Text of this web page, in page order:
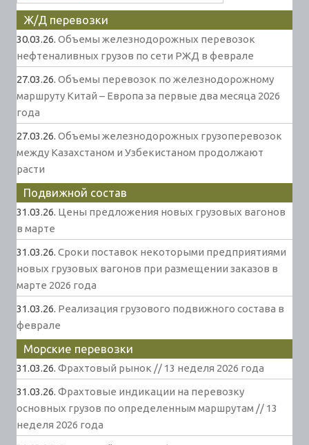
Ж/Д перевозки
30.03.26. Объемы железнодорожных перевозок
нефтеналивных грузов по сети РЖД в феврале
27.03.26. Объемы перевозок по железнодорожному
маршруту Китай – Европа за первые два месяца 2026
года
27.03.26. Объемы железнодорожных грузоперевозок
между Казахстаном и Узбекистаном продолжают
расти
Подвижной состав
31.03.26. Цены предложения новых грузовых вагонов
в марте
31.03.26. Сроки поставок некоторыми предприятиями
новых грузовых вагонов при размещении заказов в
марте 2026 года
31.03.26. Реализация грузового подвижного состава в
феврале
Морские перевозки
31.03.26. Фрахтовый рынок // 13 неделя 2026 года
31.03.26. Фрахтовые индикации на перевозку
основных грузов по определенным маршрутам // 13
неделя 2026 года